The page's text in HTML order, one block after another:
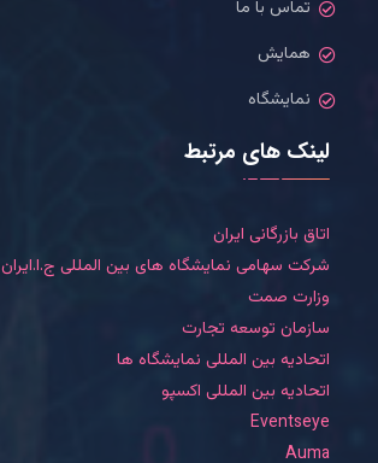
تماس با ما
همایش
نمایشگاه
لینک های مرتبط
اتاق بازرگانی ایران
شرکت سهامی نمایشگاه های بین المللی ج.ا.ایران
وزارت صمت
سازمان توسعه تجارت
اتحادیه بین المللی نمایشگاه ها
اتحادیه بین المللی اکسپو
Eventseye
Auma